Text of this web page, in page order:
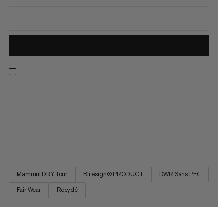
Mammut DRY Tour Bluesign® PRODUCT
DWR Sans PFC
Fair Wear
Recyclé